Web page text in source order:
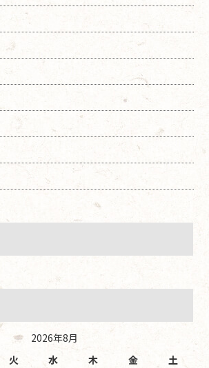
2026年8月
火 水 木 金 土